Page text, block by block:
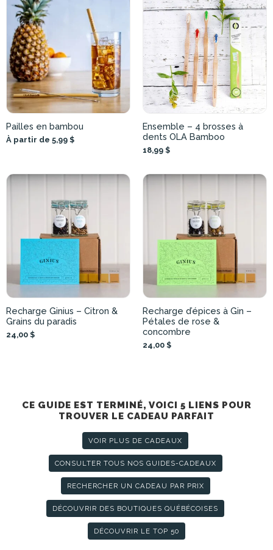
Pailles en bambou
À partir de 5,99 $
Ensemble – 4 brosses à
dents OLA Bamboo
18,99 $
Recharge Ginius – Citron &
Grains du paradis
24,00 $
Recharge d’épices à Gin –
Pétales de rose &
concombre
24,00 $
CE GUIDE EST TERMINÉ, VOICI 5 LIENS POUR
TROUVER LE CADEAU PARFAIT
VOIR PLUS DE CADEAUX
CONSULTER TOUS NOS GUIDES-CADEAUX
RECHERCHER UN CADEAU PAR PRIX
DÉCOUVRIR DES BOUTIQUES QUÉBÉCOISES
DÉCOUVRIR LE TOP 50